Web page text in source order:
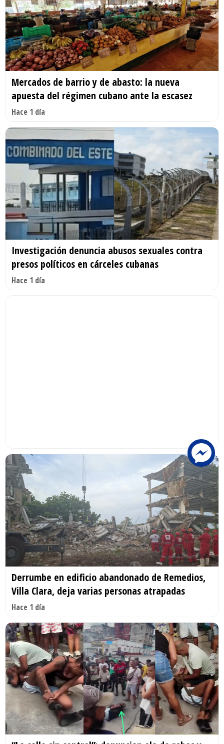
Mercados de barrio y de abasto: la nueva
apuesta del régimen cubano ante la escasez
Hace 1 día
Investigación denuncia abusos sexuales contra
presos políticos en cárceles cubanas
Hace 1 día
Derrumbe en edificio abandonado de Remedios,
Villa Clara, deja varias personas atrapadas
Hace 1 día